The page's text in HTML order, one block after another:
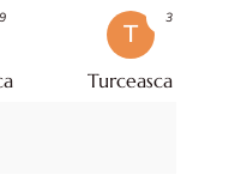
T
Turceasca
3